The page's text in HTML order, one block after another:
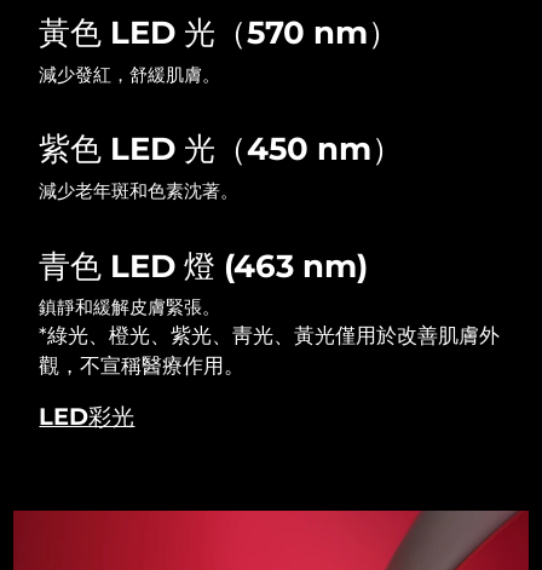
黃色 LED 光（570 nm）
減少發紅，舒緩肌膚。
紫色 LED 光（450 nm）
減少老年斑和色素沈著。
青色 LED 燈 (463 nm)
鎮靜和緩解皮膚緊張。
*綠光、橙光、紫光、靑光、黃光僅用於改善肌膚外
觀，不宣稱醫療作用。
LED彩光
菲律賓 預計送達日期
波蘭
葡萄牙 預計送達日期
波多黎各
卡達 預計送達日期
留尼旺
羅馬尼亞
俄羅斯
預計送達日期 8/10/26